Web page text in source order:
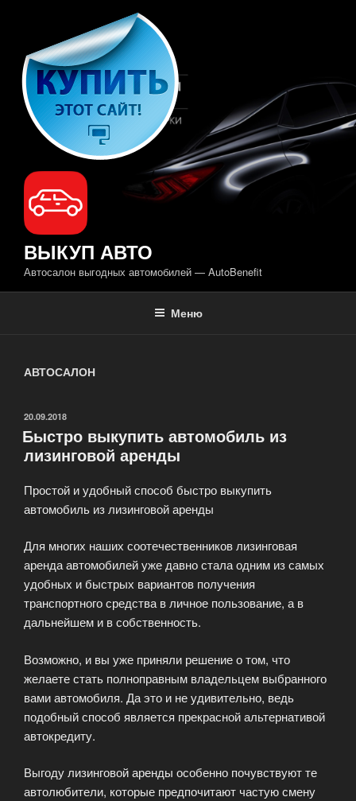
содержимому
ВЫКУП АВТО
Автосалон выгодных автомобилей — AutoBenefit
Меню
АВТОСАЛОН
ОПУБЛИКОВАНО
20.09.2018
Быстро выкупить автомобиль из
лизинговой аренды
Простой и удобный способ быстро выкупить
автомобиль из лизинговой аренды
Для многих наших соотечественников лизинговая
аренда автомобилей уже давно стала одним из самых
удобных и быстрых вариантов получения
транспортного средства в личное пользование, а в
дальнейшем и в собственность.
Возможно, и вы уже приняли решение о том, что
желаете стать полноправным владельцем выбранного
вами автомобиля. Да это и не удивительно, ведь
подобный способ является прекрасной альтернативой
автокредиту.
Выгоду лизинговой аренды особенно почувствуют те
автолюбители, которые предпочитают частую смену